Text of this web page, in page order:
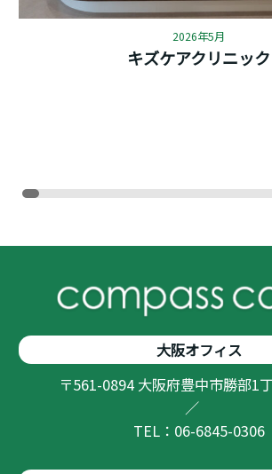
2026年5月
キズケアクリニック
大阪オフィス
〒561-0894 大阪府豊中市勝部1
／
TEL：06-6845-0306